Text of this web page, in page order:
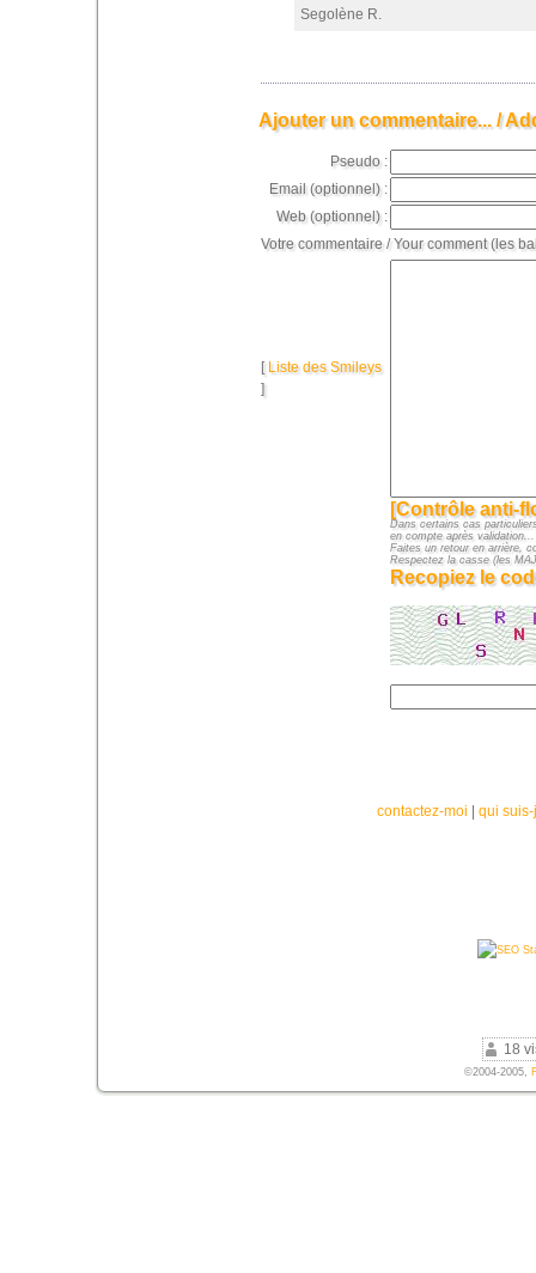
Segolène R.
Ajouter un commentaire... /
Pseudo :
Email (optionnel) :
Web (optionnel) :
Votre commentaire / Your comment (les
[ Liste des Smileys
]
[Contrôle anti-
Dans certains cas
en compte après
Faites un retour en arrière,
Respectez la casse (les
Recopiez le
contactez-moi qui
18
©2004-2005,